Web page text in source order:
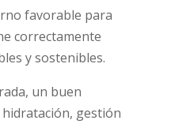
favorable para
correctamente
y sostenibles.
un buen
hidratación, gestión